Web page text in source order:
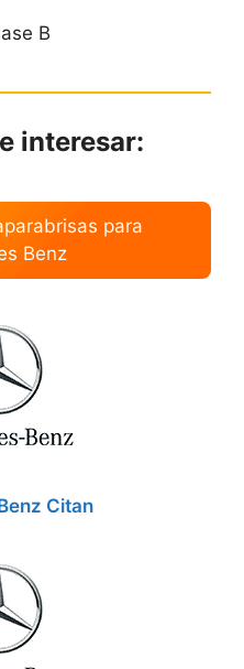
B
interesar:
para
Benz
Citan